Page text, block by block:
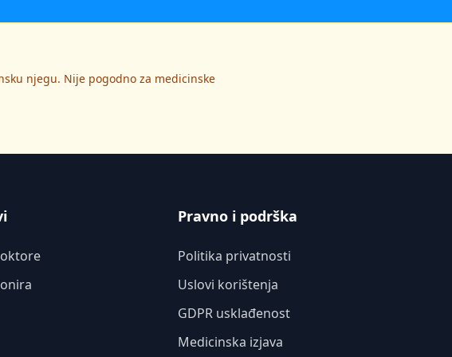
njegu. Nije pogodno za medicinske
Pravno i podrška
Politika privatnosti
Uslovi korištenja
GDPR usklađenost
Medicinska izjava